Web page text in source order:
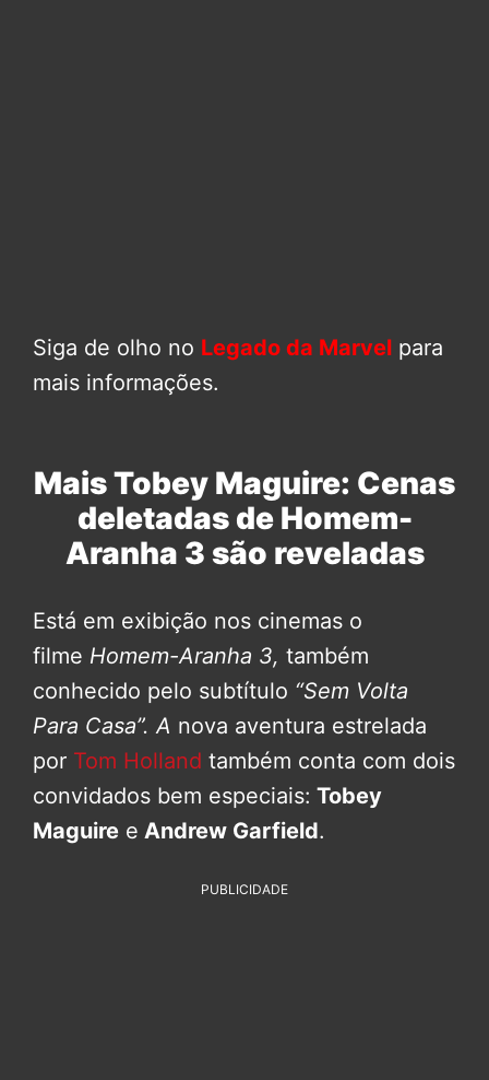
Siga de olho no Legado da Marvel para
mais informações.
Mais Tobey Maguire: Cenas
deletadas de Homem-
Aranha 3 são reveladas
Está em exibição nos cinemas o
filme Homem-Aranha 3, também
conhecido pelo subtítulo “Sem Volta
Para Casa”. A nova aventura estrelada
por Tom Holland também conta com dois
convidados bem especiais: Tobey
Maguire e Andrew Garfield.
PUBLICIDADE